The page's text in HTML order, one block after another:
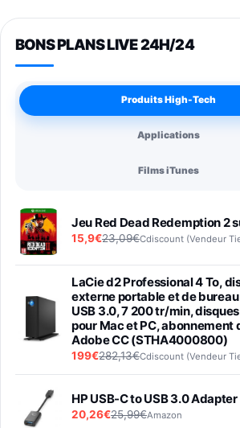
BONS PLANS LIVE 24H/24
Produits High-Tech
Applications
Films iTunes
Jeu Red Dead Redemption 2
15,9€23,09€Cdiscount (Vendeur
LaCie d2 Professional 4 To,
externe portable et de bureau
USB 3.0, 7 200 tr/min,
pour Mac et PC, abonnement
Adobe CC (STHA4000800)
199€282,13€Cdiscount (Vendeur
HP USB-C to USB 3.0 Adapter
20,26€25,99€Amazon